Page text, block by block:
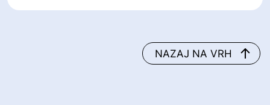
NAZAJ NA VRH